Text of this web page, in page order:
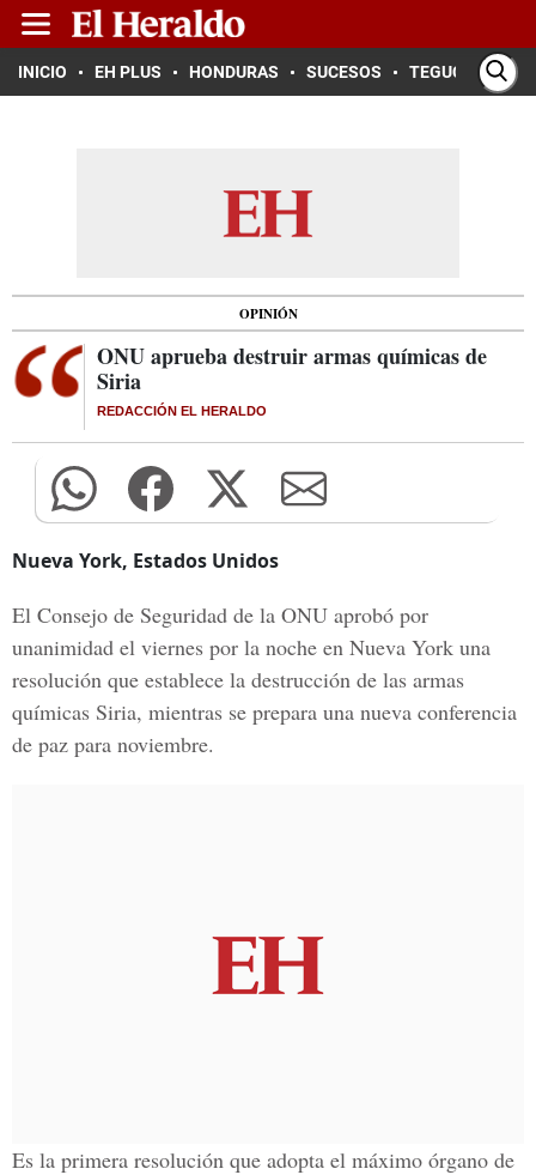
INICIO EH PLUS HONDURAS SUCESOS TEGUCIGALPA
OPINIÓN
ONU aprueba destruir armas químicas de
Siria
REDACCIÓN EL HERALDO
Nueva York, Estados Unidos
El Consejo de Seguridad de la ONU aprobó por
unanimidad el viernes por la noche en Nueva York una
resolución que establece la destrucción de las armas
químicas Siria, mientras se prepara una nueva conferencia
de paz para noviembre.
Es la primera resolución que adopta el máximo órgano de